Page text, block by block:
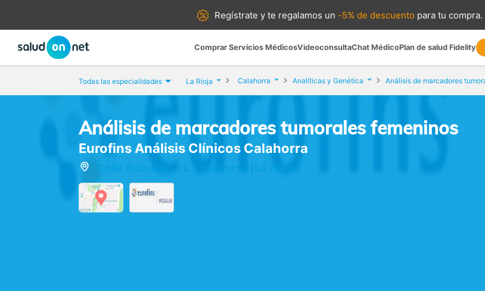
Regístrate yte regalamos un -5% de descuento para tu compra.
Comprar Servicios MédicosVideoconsultaChat MédicoPlan de salud Fidelity
Todas las especialidades La Rioja Calahorra Analíticas y Genética
Análisis de marcadores tumorales femeninos
Eurofins Análisis Clínicos Calahorra
Calle Bebricio, 41, Calahorra (La Rioja)